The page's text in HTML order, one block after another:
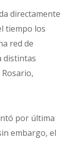
directamente
tiempo los
red de
distintas
por última
embargo, el